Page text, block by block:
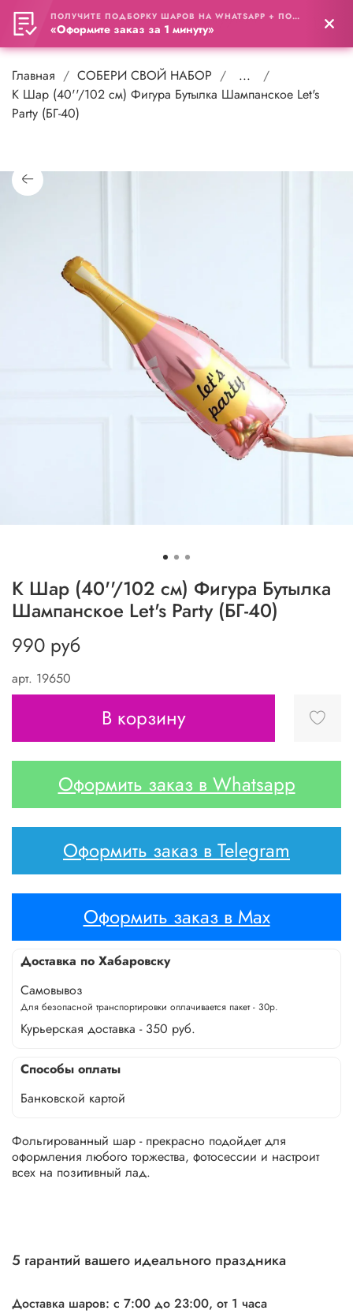
0
Главная СОБЕРИ СВОЙ НАБОР
...
К Шар (40''/102 см) Фигура Бутылка Шампанское Let's
Party (БГ-40)
арт. 19650
К Шар (40''/102 см) Фигура Бутылка
Шампанское Let's Party (БГ-40)
990 руб
В корзину
Оформить заказ в Whatsapp
Оформить заказ в Telegram
Оформить заказ в Max
Доставка по Хабаровску
Самовывоз
Для безопасной транспортировки оплачивается пакет - 30р.
Курьерская доставка - 350 руб.
Способы оплаты
Банковской картой
Фольгированный шар - прекрасно подойдет для
оформления любого торжества, фотосессии и настроит
всех на позитивный лад.
5 гарантий вашего идеального праздника
Доставка шаров: с 7:00 до 23:00, от 1 часа
ПОЛУЧИТЕ ПОДБОРКУ ШАРОВ НА WHATSAPP + ПОДАРОК
«Оформите заказ за 1 минуту»